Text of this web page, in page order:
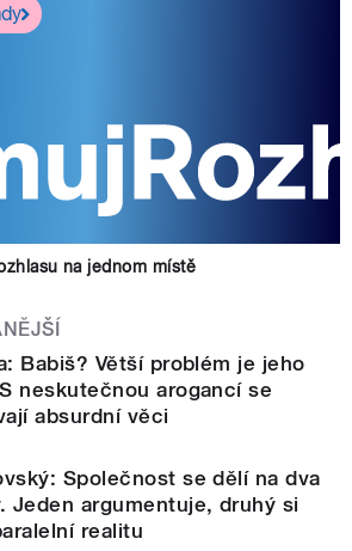
na jednom místě
Babiš? Větší problém je jeho
neskutečnou arogancí se
absurdní věci
Společnost se dělí na dva
Jeden argumentuje, druhý si
realitu